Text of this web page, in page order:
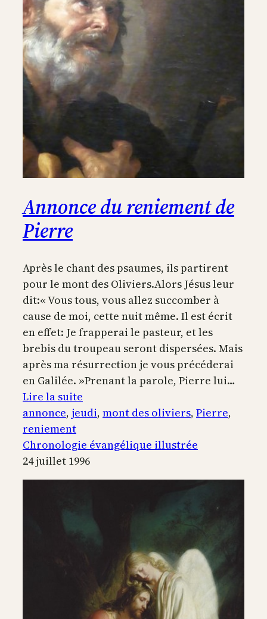
Annonce du reniement de
Pierre
Après le chant des psaumes, ils partirent
pour le mont des Oliviers.Alors Jésus leur
dit:« Vous tous, vous allez succomber à
cause de moi, cette nuit même. Il est écrit
en effet: Je frapperai le pasteur, et les
brebis du troupeau seront dispersées. Mais
après ma résurrection je vous précéderai
en Galilée. »Prenant la parole, Pierre lui…
Lire la suite
Annonce
reniement
de
Pierre
annonce, jeudi, mont des oliviers, Pierre
reniement
Chronologie évangélique illustrée
24 juillet 1996